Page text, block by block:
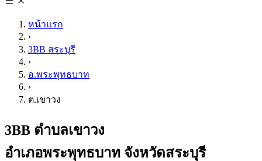
หน้าแรก
›
3BB สระบุรี
›
อ.พระพุทธบาท
›
ต.เขาวง
3BB ตำบลเขาวง
อำเภอพระพุทธบาท จังหวัดสระบุรี